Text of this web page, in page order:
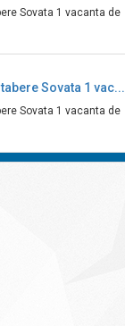
Sovata 1 vacanta de
Sovata 1 vac...
Sovata 1 vacanta de